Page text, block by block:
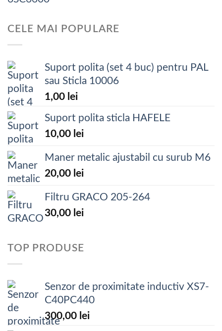
CELE MAI POPULARE
Suport polita (set 4 buc) pentru PAL
sau Sticla 10006
1,00 lei
Suport polita sticla HAFELE
10,00 lei
Maner metalic ajustabil cu surub M6
20,00 lei
Filtru GRACO 205-264
30,00 lei
TOP PRODUSE
Senzor de proximitate inductiv XS7-
C40PC440
300,00 lei